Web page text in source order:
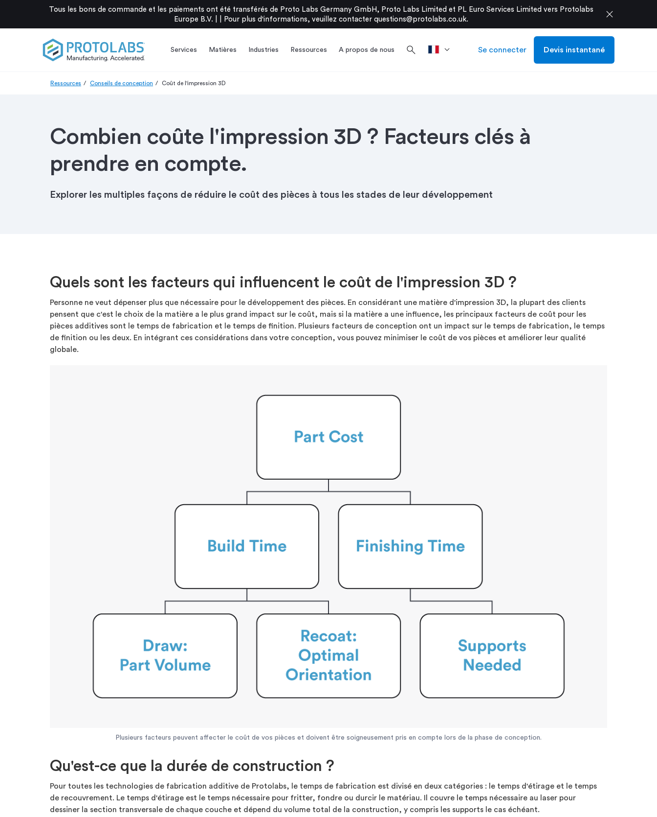
Tous les bons de commande et les paiements ont été transférés de Proto Labs Germany GmbH, Proto Labs Limited et PL Euro Services Limited vers Protolabs
Europe B.V. |
Pour plus d'informations, veuillez contacter questions@protolabs.co.uk. close
Services Matières Industries Ressources A propos de nous search Se connecter Devis instantané
Ressources Conseils de conception Coût de l'impression 3D
Combien coûte l'impression 3D ? Facteurs clés à
prendre en compte.
Explorer les multiples façons de réduire le coût des pièces à tous les stades de leur développement
Quels sont les facteurs qui influencent le coût de l'impression 3D ?
Personne ne veut dépenser plus que nécessaire pour le développement des pièces. En considérant une matière d'impression 3D, la plupart des clients
pensent que c'est le choix de la matière a le plus grand impact sur le coût, mais si la matière a une influence, les principaux facteurs de coût pour les
pièces additives sont le temps de fabrication et le temps de finition. Plusieurs facteurs de conception ont un impact sur le temps de fabrication, le temps
de finition ou les deux. En intégrant ces considérations dans votre conception, vous pouvez minimiser le coût de vos pièces et améliorer leur qualité
globale.
Plusieurs facteurs peuvent affecter le coût de vos pièces et doivent être soigneusement pris en compte lors de la phase de conception.
Qu'est-ce que la durée de construction ?
Pour toutes les technologies de fabrication additive de Protolabs, le temps de fabrication est divisé en deux catégories : le temps d'étirage et le temps
de recouvrement. Le temps d'étirage est le temps nécessaire pour fritter, fondre ou durcir le matériau. Il couvre le temps nécessaire au laser pour
dessiner la section transversale de chaque couche et dépend du volume total de la construction, y compris les supports le cas échéant.